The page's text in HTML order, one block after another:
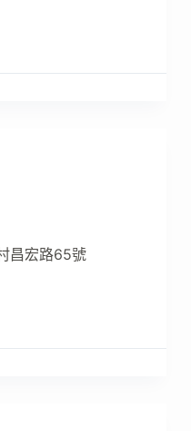
昌宏路65號